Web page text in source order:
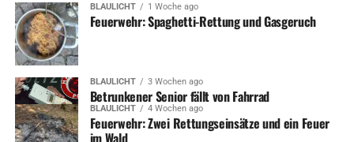
BLAULICHT 1 Woche ago
Feuerwehr: Spaghetti-Rettung und Gasgeruch
BLAULICHT 3 Wochen ago
Betrunkener Senior fällt von Fahrrad
BLAULICHT 4 Wochen ago
Feuerwehr: Zwei Rettungseinsätze und ein Feuer